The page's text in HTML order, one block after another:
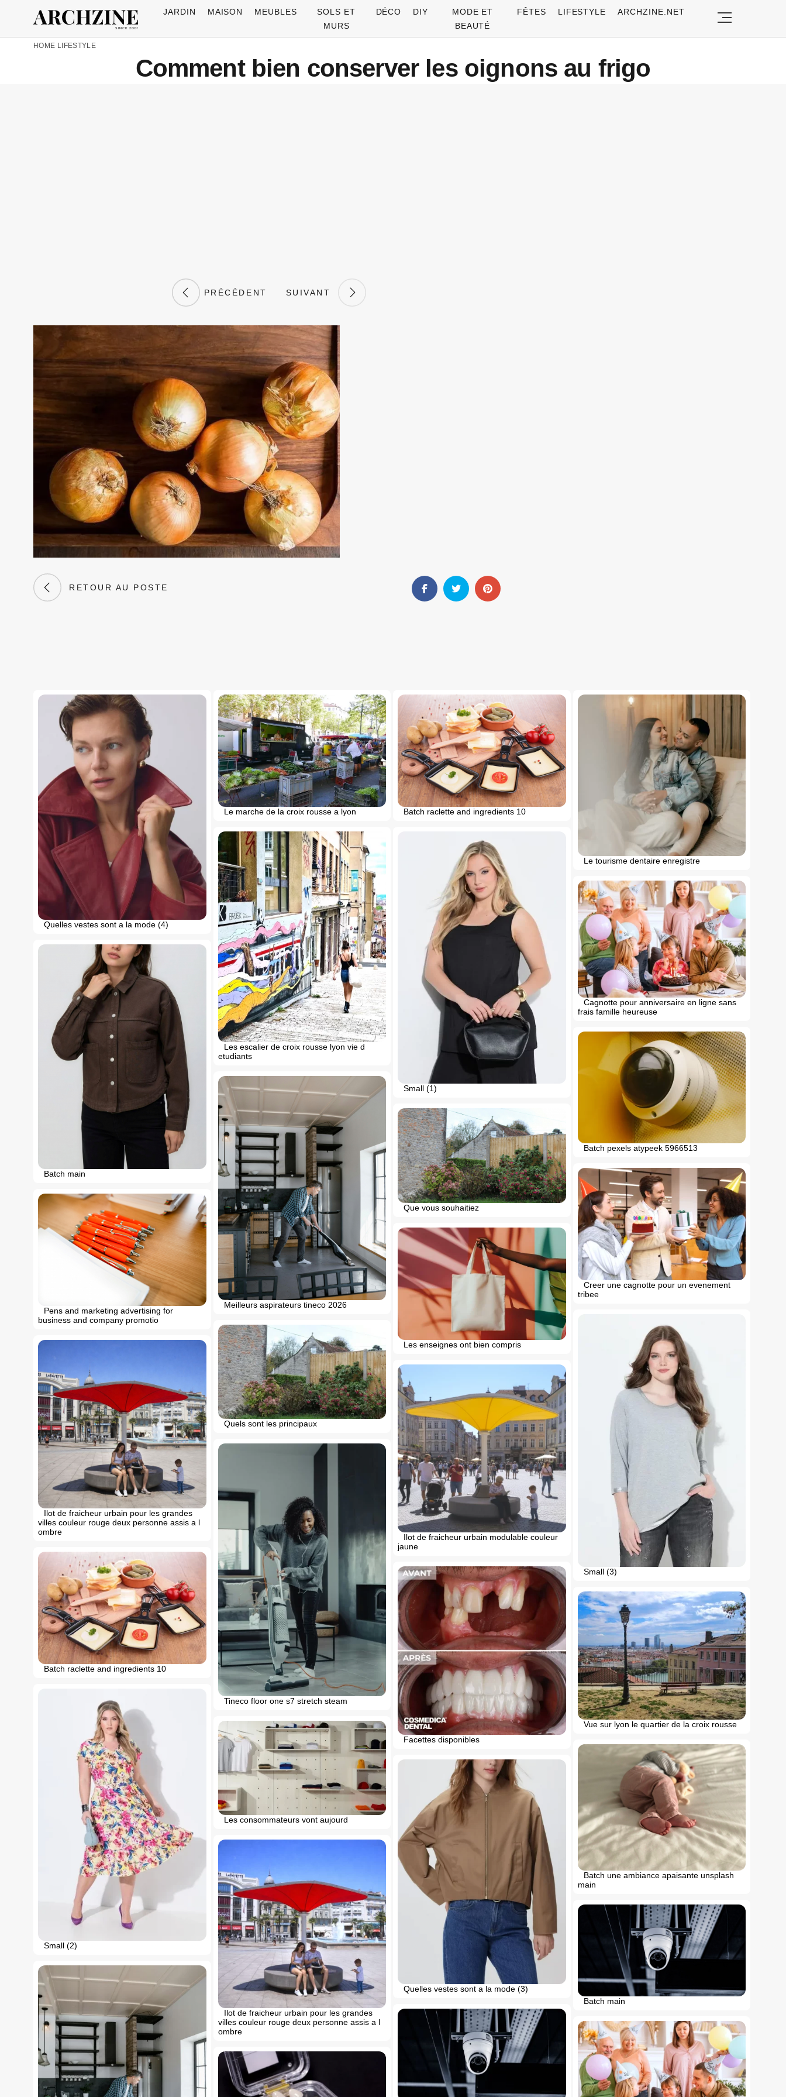
JARDIN MAISON MEUBLES
SOLS ET
MURS
DÉCO DIY
MODE ET
BEAUTÉ
FÊTES LIFESTYLE ARCHZINE.NET
HOME LIFESTYLE
Comment bien conserver les oignons au frigo
PRÉCÉDENT SUIVANT
RETOUR AU POSTE
Quelles vestes sont a la mode (4)
Le marche de la croix rousse a lyon Batch raclette and ingredients 10
Le tourisme dentaire enregistre
Les escalier de croix rousse lyon vie d
etudiants
Small (1)
Cagnotte pour anniversaire en ligne sans
frais famille heureuse
Batch main
Batch pexels atypeek 5966513
Meilleurs aspirateurs tineco 2026
Que vous souhaitiez
Creer une cagnotte pour un evenement
tribee
Pens and marketing advertising for
business and company promotio
Les enseignes ont bien compris
Small (3)
Quels sont les principaux
Ilot de fraicheur urbain pour les grandes
villes couleur rouge deux personne assis a l
ombre
Ilot de fraicheur urbain modulable couleur
jaune
Tineco floor one s7 stretch steam
Batch raclette and ingredients 10
Facettes disponibles
Vue sur lyon le quartier de la croix rousse
Small (2)
Les consommateurs vont aujourd
Batch une ambiance apaisante unsplash
main
Quelles vestes sont a la mode (3)
Ilot de fraicheur urbain pour les grandes
villes couleur rouge deux personne assis a l
ombre
Batch main